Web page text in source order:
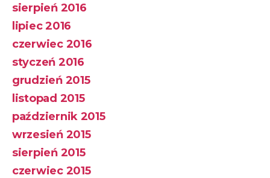
sierpień 2016
lipiec 2016
czerwiec 2016
styczeń 2016
grudzień 2015
listopad 2015
październik 2015
wrzesień 2015
sierpień 2015
czerwiec 2015